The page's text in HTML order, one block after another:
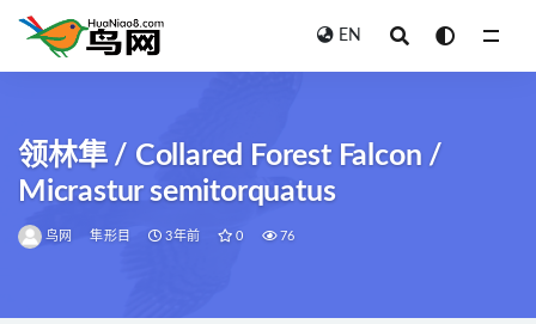
EN
领林隼 / Collared Forest Falcon /
Micrastur semitorquatus
鸟网 隼形目 3年前 0 76